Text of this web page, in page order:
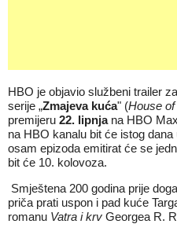
HBO je objavio službeni trailer
serije „Zmajeva kuća" (House
premijeru 22. lipnjana HBO Max
na HBO kanalu bit će istog
osam epizoda emitirat će se
bit će 10. kolovoza.
Smještena 200 godina prije
priča prati uspon i pad kuće
romanu Vatra i krv Georgea R.